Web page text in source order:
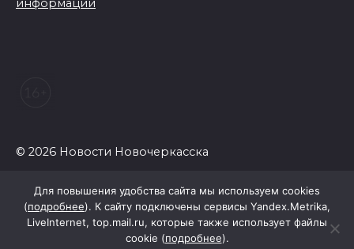
информации
© 2026 Новости Новочеркасска
Для повышения удобства сайта мы используем cookies
(подробнее). К сайту подключены сервисы Yandex.Metrika,
LiveInternet, top.mail.ru, которые также использует файлы
cookie (подробнее).